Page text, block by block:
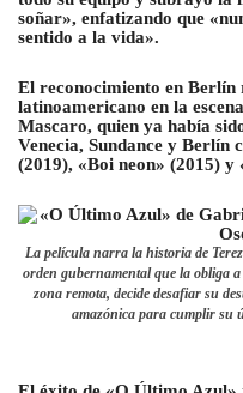
soñar», enfatizando que
sentido a la vida».
El reconocimiento en Berlín
latinoamericano en la
Mascaro, quien ya había
Venecia, Sundance y Berlín
(2019), «Boi neon» (2015) y
La película narra la historia de
orden gubernamental que la obliga
zona remota, decide desafiar su
amazónica para cumplir su